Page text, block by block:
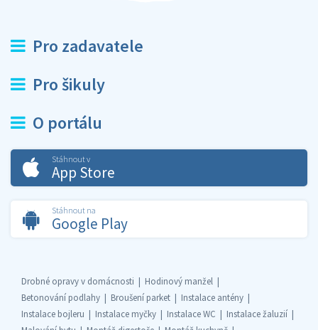
Pro zadavatele
Pro šikuly
O portálu
Stáhnout v
App Store
Stáhnout na
Google Play
Drobné opravy v domácnosti
Hodinový manžel
Betonování podlahy
Broušení parket
Instalace antény
Instalace bojleru
Instalace myčky Instalace WC
Instalace žaluzií